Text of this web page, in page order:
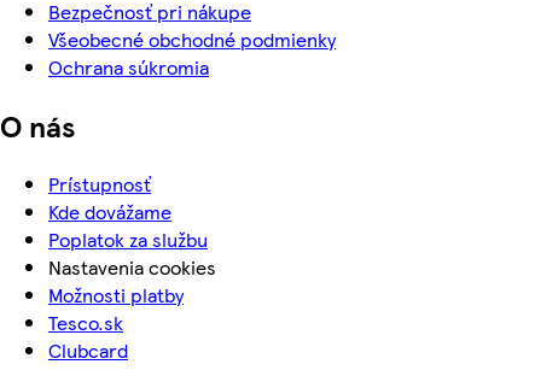
Bezpečnosť pri nákupe
Všeobecné obchodné podmienky
Ochrana súkromia
O nás
Prístupnosť
Kde dovážame
Poplatok za službu
Nastavenia cookies
Možnosti platby
Tesco.sk
Clubcard